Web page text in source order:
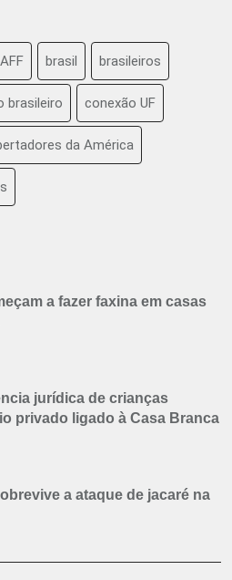
brasil brasileiros
brasileiro conexão UF
da América
a fazer faxina em casas
jurídica de crianças
privado ligado à Casa Branca
a ataque de jacaré na